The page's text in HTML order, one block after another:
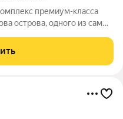
премиум-класса
острова, одного из самых